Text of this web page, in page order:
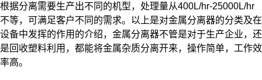
根据分离需要生产出不同的机型，处理量从400L/hr-25000L/hr
不等，可满足客户不同的需求。以上是对金属分离器的分类及在
设备中发挥的作用的介绍，金属分离器不管是对于生产企业，还
是回收塑料利用，都能将金属杂质分离开来，操作简单，工作效
率高。